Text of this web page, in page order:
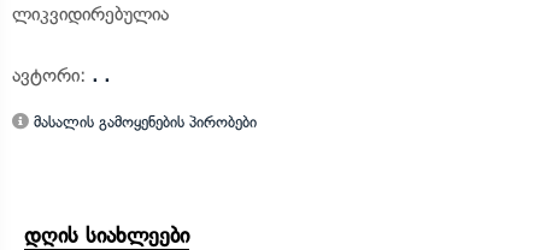
ლიკვიდირებულია
ავტორი: . .
მასალის გამოყენების პირობები
დღის სიახლეები